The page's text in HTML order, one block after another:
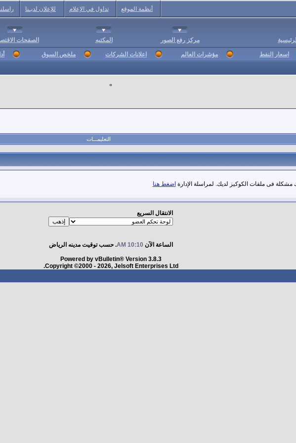
أنظمة الموقع تداول في الإعلام للإعلان لديـنا
مركز رفع الصور المكتبه الصفحات
اسعار النفط مؤشرات العالم اعلانات الشركات ملخص السوق
التعليمـــات
مشكلة فى ملفات الكوكيز لديك. لمراسلة الإدارة اضغط هنا
الانتقال السريع
الساعة الآن 10:10 AM . حسب توقيت مدينه الرياض
Powered by vBulletin® Version 3.8.3
Copyright ©2000 - 2026, Jelsoft Enterprises Ltd.